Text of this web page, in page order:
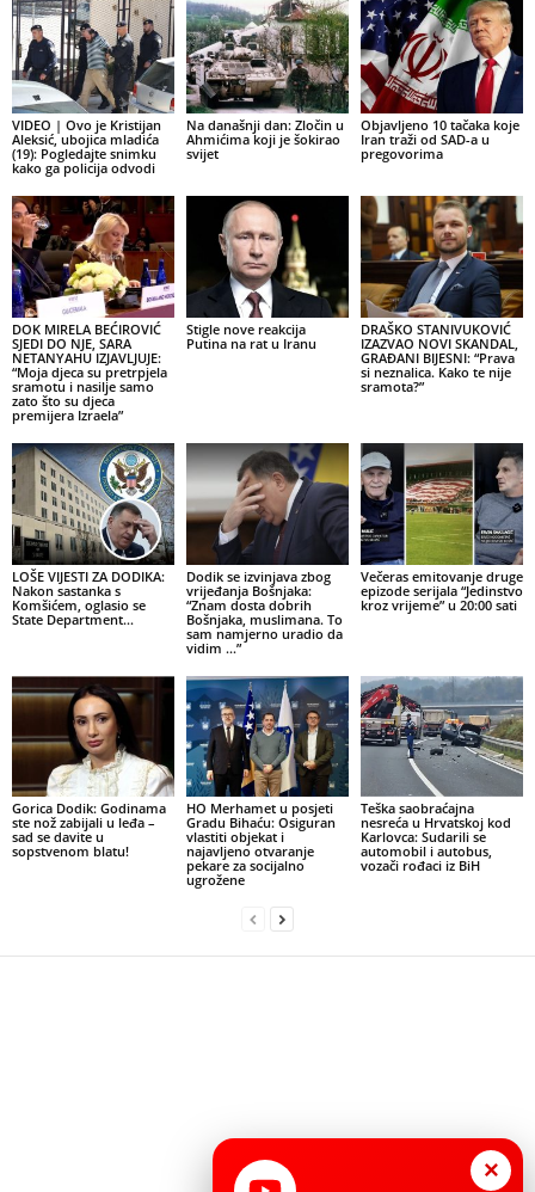
VIDEO | Ovo je Kristijan
Aleksić, ubojica mladića
(19): Pogledajte snimku
kako ga policija odvodi
Na današnji dan: Zločin u
Ahmićima koji je šokirao
svijet
Objavljeno 10 tačaka koje
Iran traži od SAD-a u
pregovorima
DOK MIRELA BEĆIROVIĆ
SJEDI DO NJE, SARA
NETANYAHU IZJAVLJUJE:
“Moja djeca su pretrpjela
sramotu i nasilje samo
zato što su djeca
premijera Izraela”
Stigle nove reakcija
Putina na rat u Iranu
DRAŠKO STANIVUKOVIĆ
IZAZVAO NOVI SKANDAL,
GRAĐANI BIJESNI: “Prava
si neznalica. Kako te nije
sramota?”
LOŠE VIJESTI ZA DODIKA:
Nakon sastanka s
Komšićem, oglasio se
State Department…
Dodik se izvinjava zbog
vrijeđanja Bošnjaka:
“Znam dosta dobrih
Bošnjaka, muslimana. To
sam namjerno uradio da
vidim …”
Večeras emitovanje druge
epizode serijala “Jedinstvo
kroz vrijeme” u 20:00 sati
Gorica Dodik: Godinama
ste nož zabijali u leđa –
sad se davite u
sopstvenom blatu!
HO Merhamet u posjeti
Gradu Bihaću: Osiguran
vlastiti objekat i
najavljeno otvaranje
pekare za socijalno
ugrožene
Teška saobraćajna
nesreća u Hrvatskoj kod
Karlovca: Sudarili se
automobil i autobus,
vozači rođaci iz BiH
×